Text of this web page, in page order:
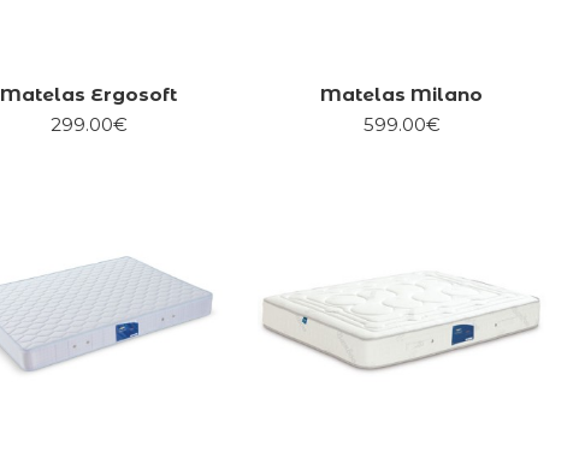
Matelas Ergosoft
299.00€
Matelas Milano
599.00€